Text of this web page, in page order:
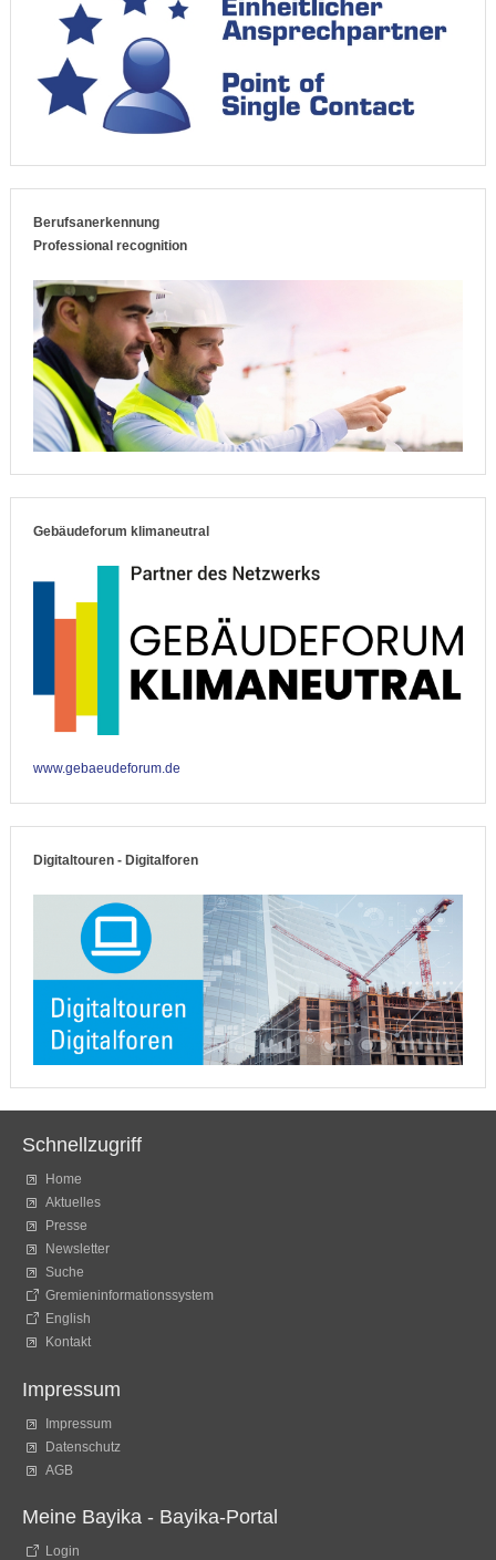
Berufsanerkennung
Professional recognition
Gebäudeforum klimaneutral
www.gebaeudeforum.de
Digitaltouren - Digitalforen
Schnellzugriff
Home
Aktuelles
Presse
Newsletter
Suche
Gremieninformationssystem
English
Kontakt
Impressum
Impressum
Datenschutz
AGB
Meine Bayika - Bayika-Portal
Login